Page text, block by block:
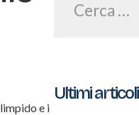
e i
Ultimi articoli